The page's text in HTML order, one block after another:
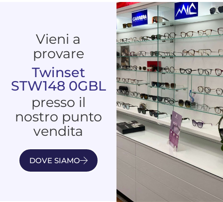
Vieni a
provare
Twinset
STW148 0GBL
presso il
nostro punto
vendita
DOVE SIAMO